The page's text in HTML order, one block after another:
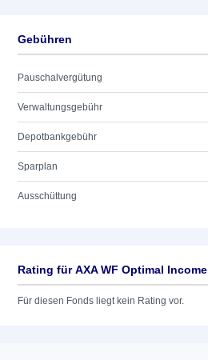
Gebühren
Pauschalvergütung
Verwaltungsgebühr
Depotbankgebühr
Sparplan
Ausschüttung
Rating für AXA WF Optimal Income
Für diesen Fonds liegt kein Rating vor.